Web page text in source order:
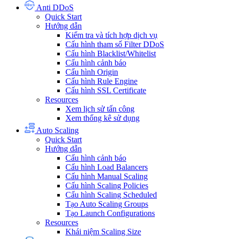
Anti DDoS
Quick Start
Hướng dẫn
Kiểm tra và tích hợp dịch vụ
Cấu hình tham số Filter DDoS
Cấu hình Blacklist/Whitelist
Cấu hình cảnh báo
Cấu hình Origin
Cấu hình Rule Engine
Cấu hình SSL Certificate
Resources
Xem lịch sử tấn công
Xem thống kê sử dụng
Auto Scaling
Quick Start
Hướng dẫn
Cấu hình cảnh báo
Cấu hình Load Balancers
Cấu hình Manual Scaling
Cấu hình Scaling Policies
Cấu hình Scaling Scheduled
Tạo Auto Scaling Groups
Tạo Launch Configurations
Resources
Khái niệm Scaling Size